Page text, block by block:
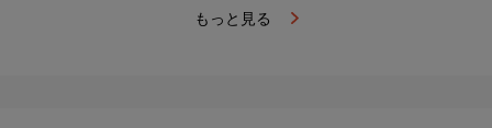
もっと見る